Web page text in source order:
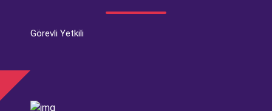
Görevli Yetkili